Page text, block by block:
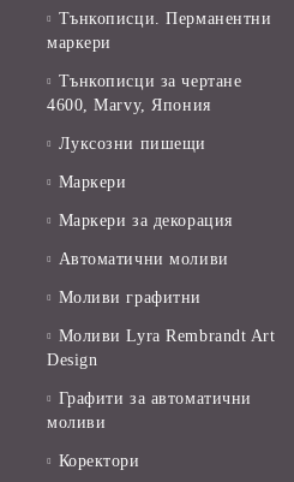
Тънкописци. Перманентни
маркери
Тънкописци за чертане
4600, Marvy, Япония
Луксозни пишещи
Маркери
Маркери за декорация
Автоматични моливи
Моливи графитни
Моливи Lyra Rembrandt Art
Design
Графити за автоматични
моливи
Коректори